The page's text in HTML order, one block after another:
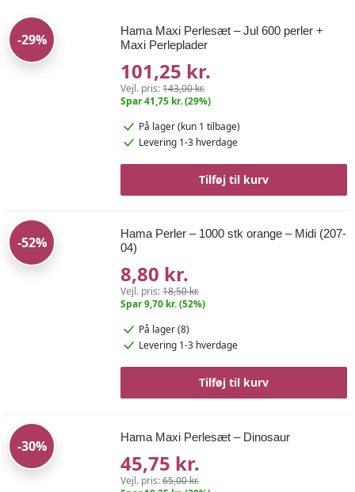
-29%
Hama Maxi Perlesæt – Jul 600 perler +
Maxi Perleplader
101,25 kr.
Vejl. pris:143,00 kr.
Spar 41,75 kr. (29%)
På lager(kun 1 tilbage)
Levering 1-3 hverdage
Tilføj til kurv
-52%
Hama Perler – 1000 stk orange – Midi (207-
04)
8,80 kr.
Vejl. pris:18,50 kr.
Spar 9,70 kr. (52%)
På lager (8)
Levering 1-3 hverdage
Tilføj til kurv
-30%
Hama Maxi Perlesæt – Dinosaur
45,75 kr.
Vejl. pris:65,00 kr.